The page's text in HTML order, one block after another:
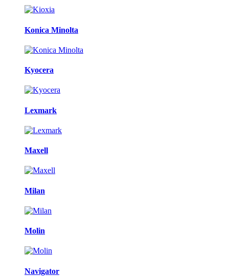
Konica Minolta
Kyocera
Lexmark
Maxell
Milan
Molin
Navigator